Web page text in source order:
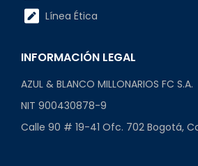
Línea Ética
INFORMACIÓN LEGAL
AZUL & BLANCO MILLONARIOS FC S.A.
NIT 900430878-9
Calle 90 # 19-41 Ofc. 702 Bogotá,